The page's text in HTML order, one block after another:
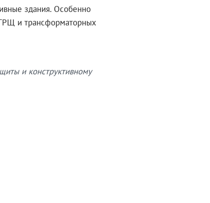
здания. Особенно
и трансформаторных
и конструктивному